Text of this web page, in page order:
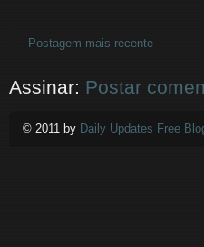
Postagem mais recente
Assinar: Postar
© 2011 by Daily Updates Free